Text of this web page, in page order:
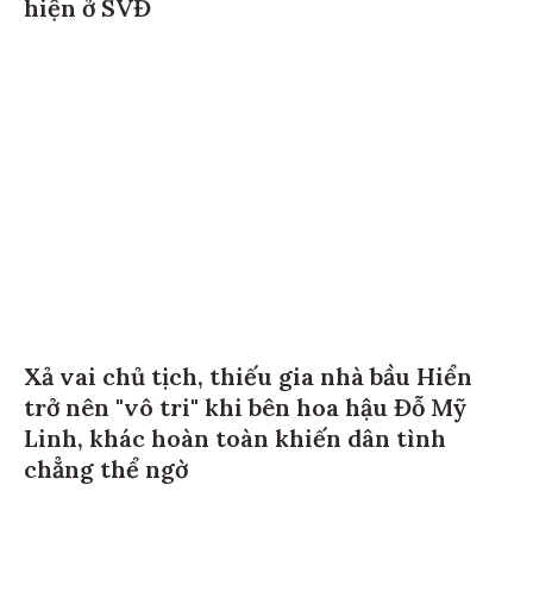
hiện ở SVĐ
Xả vai chủ tịch, thiếu gia nhà bầu Hiển
trở nên "vô tri" khi bên hoa hậu Đỗ Mỹ
Linh, khác hoàn toàn khiến dân tình
chẳng thể ngờ